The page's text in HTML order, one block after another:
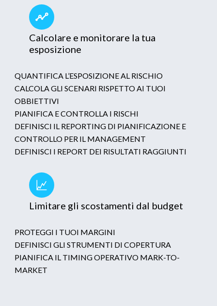
Calcolare e monitorare la tua
esposizione
QUANTIFICA L’ESPOSIZIONE AL RISCHIO
CALCOLA GLI SCENARI RISPETTO AI TUOI
OBBIETTIVI
PIANIFICA E CONTROLLA I RISCHI
DEFINISCI IL REPORTING DI PIANIFICAZIONE E
CONTROLLO PER IL MANAGEMENT
DEFINISCI I REPORT DEI RISULTATI RAGGIUNTI
Limitare gli scostamenti dal budget
PROTEGGI I TUOI MARGINI
DEFINISCI GLI STRUMENTI DI COPERTURA
PIANIFICA IL TIMING OPERATIVO MARK-TO-
MARKET